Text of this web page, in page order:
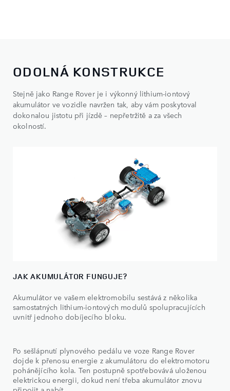
ODOLNÁ KONSTRUKCE
Stejně jako Range Rover je i výkonný lithium-iontový
akumulátor ve vozidle navržen tak, aby vám poskytoval
dokonalou jistotu při jízdě – nepřetržitě a za všech
okolností.
JAK AKUMULÁTOR FUNGUJE?
Akumulátor ve vašem elektromobilu sestává z několika
samostatných lithium-iontových modulů spolupracujících
uvnitř jednoho dobíjecího bloku.
Po sešlápnutí plynového pedálu ve voze Range Rover
dojde k přenosu energie z akumulátoru do elektromotoru
pohánějícího kola. Ten postupně spotřebovává uloženou
elektrickou energii, dokud není třeba akumulátor znovu